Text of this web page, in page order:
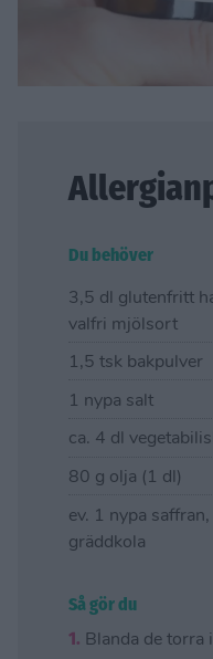
Du behöver
3,5 dl glutenfritt
valfri mjölsort
1,5 tsk bakpulver
1 nypa salt
ca. 4 dl
80 g olja (1 dl)
ev. 1 nypa
gräddkola
Så gör du
1. Blanda de torra